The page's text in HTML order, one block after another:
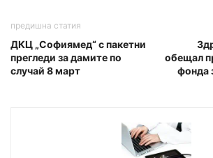
предишна статия
ДКЦ „Софиямед“ с пакетни
прегледи за дамите по
случай 8 март
обещал
фонда